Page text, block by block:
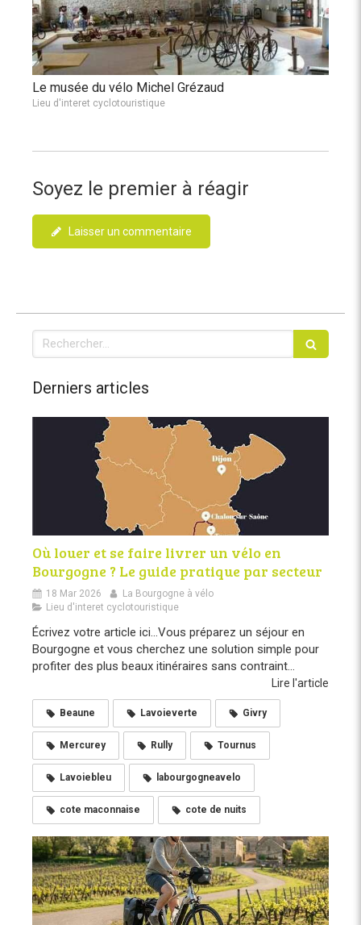
Le musée du vélo Michel Grézaud
Lieu d'interet cyclotouristique
Soyez le premier à réagir
Laisser un commentaire
Rechercher
Derniers articles
Où louer et se faire livrer un vélo en
Bourgogne ? Le guide pratique par secteur
18 Mar 2026
La Bourgogne à vélo
Lieu d'interet cyclotouristique
Écrivez votre article ici...Vous préparez un séjour en
Bourgogne et vous cherchez une solution simple pour
profiter des plus beaux itinéraires sans contraint...
Lire l'article
Beaune Lavoieverte Givry
Mercurey Rully Tournus
Lavoiebleu labourgogneavelo
cote maconnaise cote de nuits